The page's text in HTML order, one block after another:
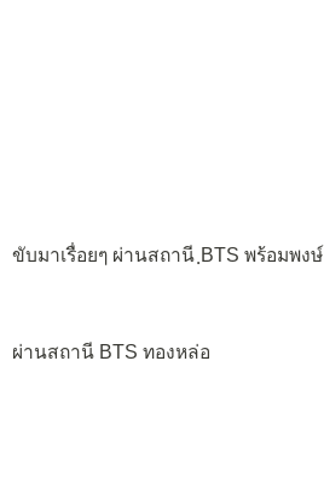
ขับมาเรื่อยๆ ผ่านสถานี ฺBTS พร้อมพงษ์
ผ่านสถานี BTS ทองหล่อ